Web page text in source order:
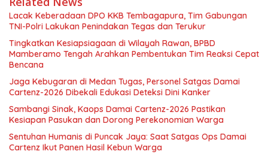
Lacak Keberadaan DPO KKB Tembagapura, Tim Gabungan
TNI-Polri Lakukan Penindakan Tegas dan Terukur
Tingkatkan Kesiapsiagaan di Wilayah Rawan, BPBD
Mamberamo Tengah Arahkan Pembentukan Tim Reaksi Cepat
Bencana
Jaga Kebugaran di Medan Tugas, Personel Satgas Damai
Cartenz-2026 Dibekali Edukasi Deteksi Dini Kanker
Sambangi Sinak, Kaops Damai Cartenz-2026 Pastikan
Kesiapan Pasukan dan Dorong Perekonomian Warga
Sentuhan Humanis di Puncak Jaya: Saat Satgas Ops Damai
Cartenz Ikut Panen Hasil Kebun Warga